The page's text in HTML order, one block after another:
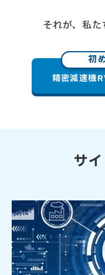
それが、私た
初
精密減速機
サ